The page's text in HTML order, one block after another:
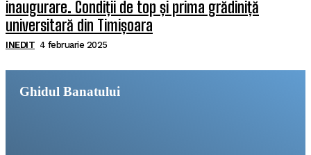
inaugurare. Condiții de top și prima grădiniță
universitară din Timișoara
INEDIT 4 februarie 2025
Ghidul Banatului